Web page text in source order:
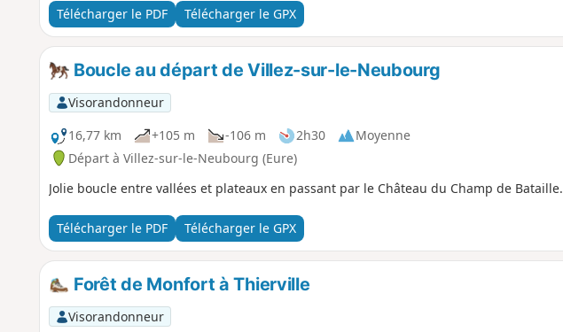
Télécharger le PDF Télécharger le GPX
Boucle au départ de Villez-sur-le-Neubourg
Visorandonneur
16,77 km
+105 m -106 m 2h30
Moyenne
Départ à Villez-sur-le-Neubourg (Eure)
Jolie boucle entre vallées et plateaux en passant par le Château du Champ de Bataille.
Télécharger le PDF Télécharger le GPX
Forêt de Monfort à Thierville
Visorandonneur